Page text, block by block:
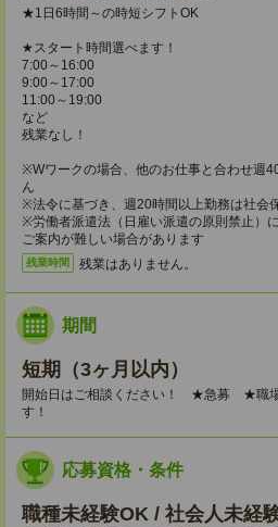
★1日6時間～の時短シフトOK
★スタート時間選べます！
7:00～16:00
9:00～17:00
11:00～19:00
など
残業なし！
※Wワークの場合、他のお仕事と合わせ週
ん
※法令に基づき、週20時間以上勤務は社会
※労働者派遣法（日雇い派遣の原則禁止）
ご案内が難しい場合があります
残業時間 残業はありません。
期間
短期（3ヶ月以内）
開始日はご相談ください！ ★急募 ★職場
す！
応募資格・条件
職種未経験OK / 社会人未経